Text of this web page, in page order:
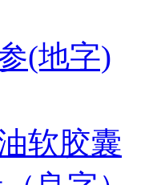
(地字)
软胶囊